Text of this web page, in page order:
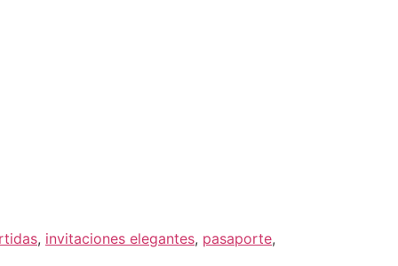
, invitaciones elegantes, pasaporte,